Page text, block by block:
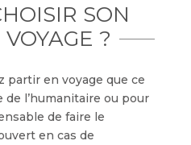
SON
?
partir en voyage que ce
l’humanitaire ou pour
de faire le
en cas de